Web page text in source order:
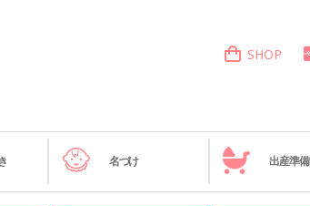
SHOP
名づけ 出産準備